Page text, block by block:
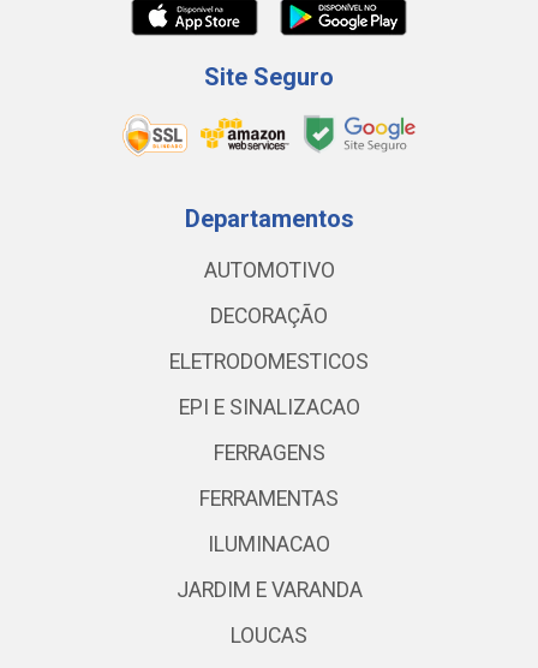
Site Seguro
Departamentos
AUTOMOTIVO
DECORAÇÃO
ELETRODOMESTICOS
EPI E SINALIZACAO
FERRAGENS
FERRAMENTAS
ILUMINACAO
JARDIM E VARANDA
LOUCAS